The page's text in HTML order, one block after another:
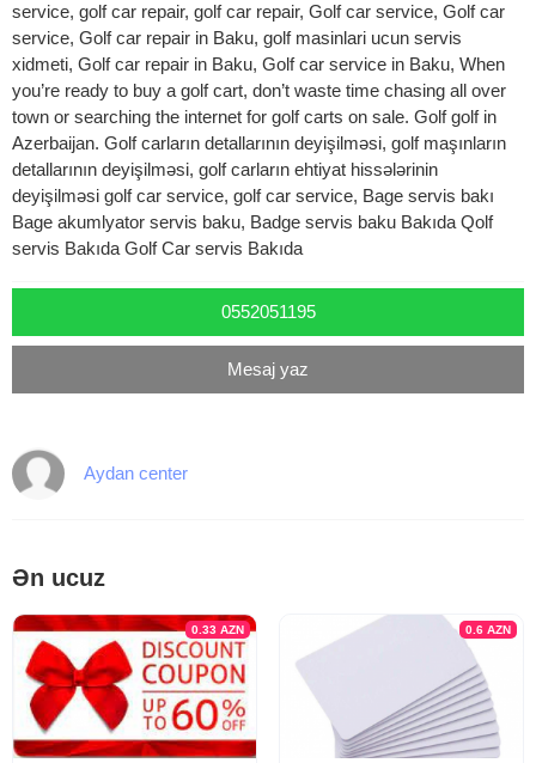
service, golf car repair, golf car repair, Golf car service, Golf car
service, Golf car repair in Baku, golf masinlari ucun servis
xidmeti, Golf car repair in Baku, Golf car service in Baku, When
you’re ready to buy a golf cart, don’t waste time chasing all over
town or searching the internet for golf carts on sale. Golf golf in
Azerbaijan. Golf carların detallarının deyişilməsi, golf maşınların
detallarının deyişilməsi, golf carların ehtiyat hissələrinin
deyişilməsi golf car service, golf car service, Bage servis bakı
Bage akumlyator servis baku, Badge servis baku Bakıda Qolf
servis Bakıda Golf Car servis Bakıda
0552051195
Mesaj yaz
Aydan center
Ən ucuz
0.33AZN 0.6 AZN